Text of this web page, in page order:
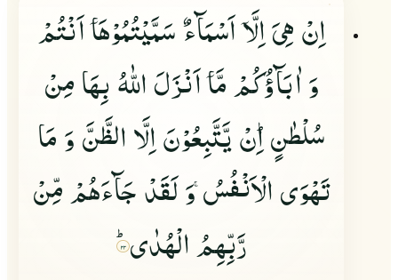
اِنْ هِیَ اِلَّااَسْمَآءٌ سَمَّیْتُمُوْهَااَنْتُمْ
وَ اٰبَآؤُكُمْ مَّااَنْزَلَ اللّٰهُ بِهَا مِنْ
سُلْطٰنٍ١ؕ اِنْ یَّتَّبِعُوْنَ اِلَّا الظَّنَّ وَ مَا
تَهْوَى الْاَنْفُسُوَ لَقَدْ جَآءَهُمْ مِّنْ
رَّبِّهِمُ الْهُدٰىؕ ۲۳